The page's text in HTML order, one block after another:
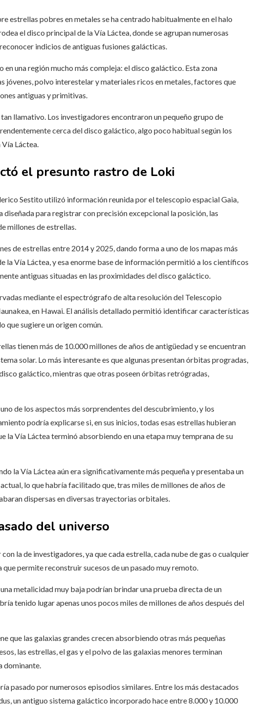
estrellas pobres en metales se ha centrado habitualmente en el halo
el disco principal de la Vía Láctea, donde se agrupan numerosas
indicios de antiguas fusiones galácticas.
en una región mucho más compleja: el disco galáctico. Esta zona
jóvenes, polvo interestelar y materiales ricos en metales, factores que
antiguas y primitivas.
llamativo. Los investigadores encontraron un pequeño grupo de
cerca del disco galáctico, algo poco habitual según los
Láctea.
el presunto rastro de Loki
Sestito utilizó información reunida por el telescopio espacial Gaia,
diseñada para registrar con precisión excepcional la posición, las
millones de estrellas.
de estrellas entre 2014 y 2025, dando forma a uno de los mapas más
la Vía Láctea, y esa enorme base de información permitió a los científicos
antiguas situadas en las proximidades del disco galáctico.
mediante el espectrógrafo de alta resolución del Telescopio
en Hawai. El análisis detallado permitió identificar características
que sugiere un origen común.
tienen más de 10.000 millones de años de antigüedad y se encuentran
solar. Lo más interesante es que algunas presentan órbitas progradas,
galáctico, mientras que otras poseen órbitas retrógradas,
de los aspectos más sorprendentes del descubrimiento, y los
podría explicarse si, en sus inicios, todas esas estrellas hubieran
la Vía Láctea terminó absorbiendo en una etapa muy temprana de su
la Vía Láctea aún era significativamente más pequeña y presentaba un
lo que habría facilitado que, tras miles de millones de años de
dispersas en diversas trayectorias orbitales.
del universo
la de investigadores, ya que cada estrella, cada nube de gas o cualquier
permite reconstruir sucesos de un pasado muy remoto.
metalicidad muy baja podrían brindar una prueba directa de un
tenido lugar apenas unos pocos miles de millones de años después del
que las galaxias grandes crecen absorbiendo otras más pequeñas
las estrellas, el gas y el polvo de las galaxias menores terminan
dominante.
pasado por numerosos episodios similares. Entre los más destacados
un antiguo sistema galáctico incorporado hace entre 8.000 y 10.000